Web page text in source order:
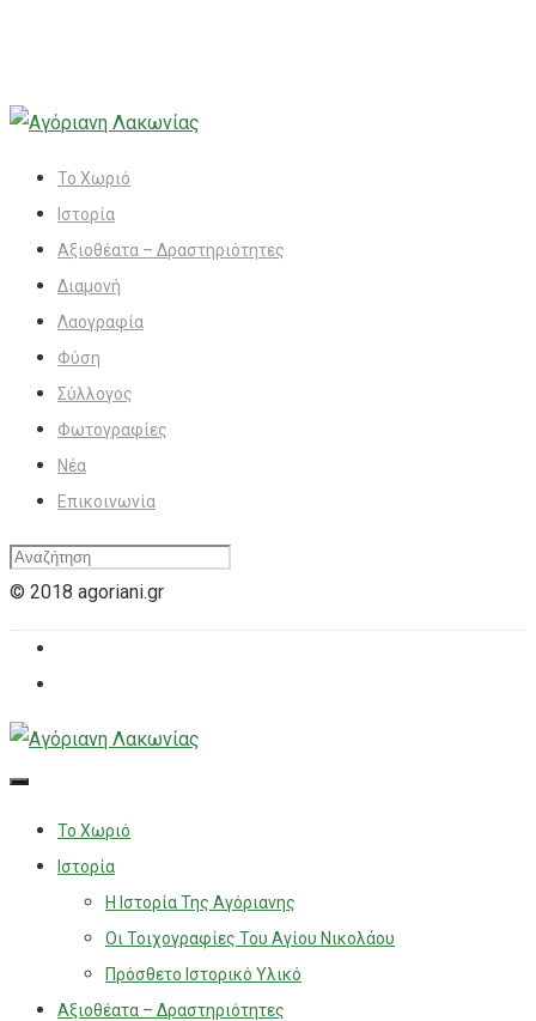
Το Χωριό
Ιστορία
Αξιοθέατα – Δραστηριότητες
Διαμονή
Λαογραφία
Φύση
Σύλλογος
Φωτογραφίες
Νέα
Επικοινωνία
© 2018 agoriani.gr
Το Χωριό
Ιστορία
Η Ιστορία Της Αγόριανης
Οι Τοιχογραφίες Του Αγίου Νικολάου
Πρόσθετο Ιστορικό Υλικό
Αξιοθέατα – Δραστηριότητες